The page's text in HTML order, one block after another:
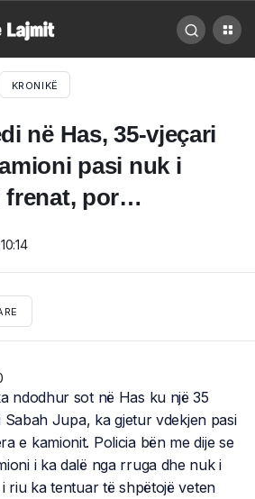
KRONIKË
në Has, 35-vjeçari
pasi nuk i
frenat, por…
ndodhur sot në Has ku një 35
Sabah Jupa, ka gjetur vdekjen pasi
e kamionit. Policia bën me dije se
i ka dalë nga rruga dhe nuk i
riu ka tentuar të shpëtojë veten